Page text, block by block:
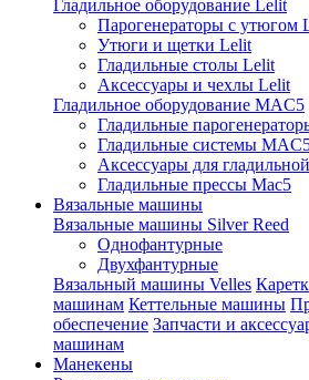
Гладильное оборудование Lelit
Парогенераторы с утюгом
Утюги и щетки Lelit
Гладильные столы Lelit
Аксессуары и чехлы Lelit
Гладильное оборудование MAC5
Гладильные
Гладильные системы
Аксессуары для
Гладильные прессы Mac5
Вязальные машины
Вязальные машины Silver Reed
Однофантурные
Двухфантурные
Вязальный машины Velles
машинам Кеттельные машины
обеспечение Запчасти и
машинам
Манекены